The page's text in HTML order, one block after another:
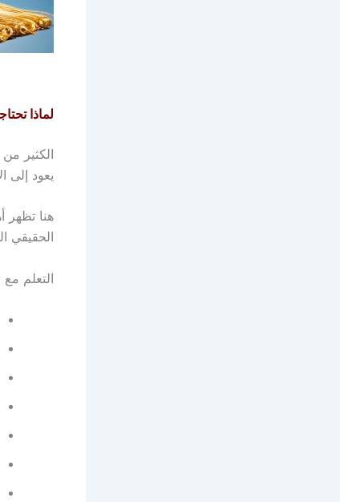
لماذا
الكثير
يعود إلى
هنا تظهر
الحقيقي
التعلم